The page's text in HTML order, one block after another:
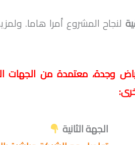
لنجاح المشروع أمرا هاما.
وجدة، معتمدة من الجهات
الجهة الثانية